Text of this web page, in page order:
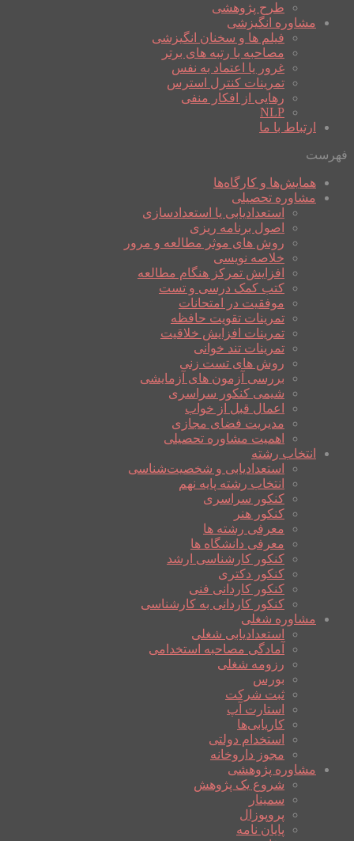
طرح پژوهشی
مشاوره انگیزشی
فیلم ها و سخنان انگیزشی
مصاحبه با رتبه های برتر
غرور یا اعتماد به نفس
تمرینات کنترل استرس
رهایی از افکار منفی
NLP
ارتباط با ما
فهرست
همایش‌ها و کارگاه‌ها
مشاوره تحصیلی
استعدادیابی یا استعدادسازی
اصول برنامه ریزی
روش های موثر مطالعه و مرور
خلاصه نویسی
افزایش تمرکز هنگام مطالعه
کتب کمک درسی و تست
موفقیت در امتحانات
تمرینات تقویت حافظه
تمرینات افزایش خلاقیت
تمرینات تند خوانی
روش های تست زنی
بررسی آزمون های آزمایشی
شیمی کنکور سراسری
اعمال قبل از خواب
مدیریت فضای مجازی
اهمیت مشاوره تحصیلی
انتخاب رشته
استعدادیابی و شخصیت‌شناسی
انتخاب رشته پایه نهم
کنکور سراسری
کنکور هنر
معرفی رشته ها
معرفی دانشگاه ها
کنکور کارشناسی ارشد
کنکور دکتری
کنکور کاردانی فنی
کنکور کاردانی به کارشناسی
مشاوره شغلی
استعدادیابی شغلی
آمادگی مصاحبه استخدامی
رزومه شغلی
بورس
ثبت شرکت
استارت آپ
کاریابی‌ها
استخدام دولتی
مجوز داروخانه
مشاوره پژوهشی
شروع یک پژوهش
سمینار
پروپوزال
پایان نامه